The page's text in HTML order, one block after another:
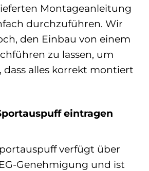
Montageanleitung
durchzuführen. Wir
den Einbau von einem
zu lassen, um
dass alles korrekt montiert
eintragen
verfügt über
Genehmigung und ist